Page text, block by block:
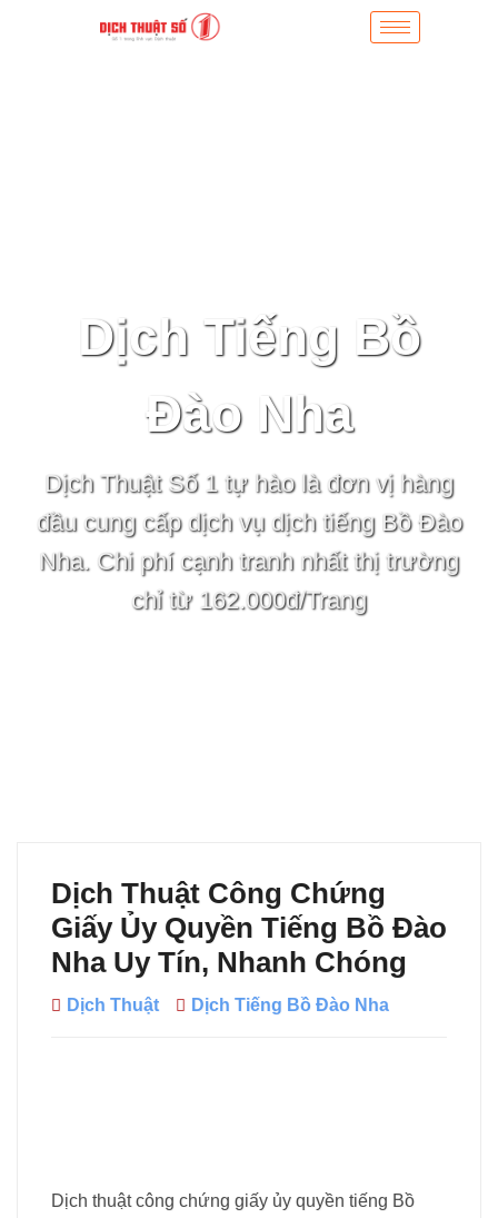
Dịch Tiếng Bồ
Đào Nha
Dịch Thuật Số 1 tự hào là đơn vị hàng
đầu cung cấp dịch vụ dịch tiếng Bồ Đào
Nha. Chi phí cạnh tranh nhất thị trường
chỉ từ 162.000đ/Trang
Dịch Thuật Công Chứng
Giấy Ủy Quyền Tiếng Bồ Đào
Nha Uy Tín, Nhanh Chóng
Dịch Thuật Dịch Tiếng Bồ Đào Nha
Dịch thuật công chứng giấy ủy quyền tiếng Bồ